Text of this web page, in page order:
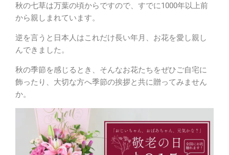
秋の七草は万葉の頃からですので、すでに1000年以上前
から親しまれています。
逆を言うと日本人はこれだけ長い年月、お花を愛し親し
んできました。
秋の季節を感じるとき、そんなお花たちをぜひご自宅に
飾ったり、大切な方へ季節の挨拶と共に贈ってみません
か。